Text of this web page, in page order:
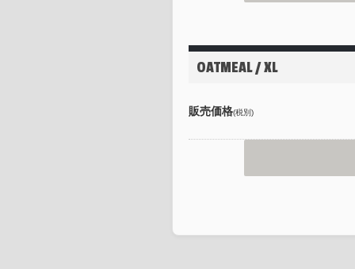
OATMEAL / XL
販売価格(税別)